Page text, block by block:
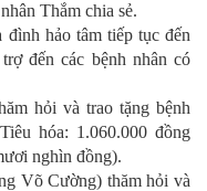
Thắm chia sẻ.
hảo tâm tiếp tục đến
đến các bệnh nhân có
hỏi và trao tặng bệnh
hóa: 1.060.000 đồng
nghìn đồng).
Võ Cường) thăm hỏi và